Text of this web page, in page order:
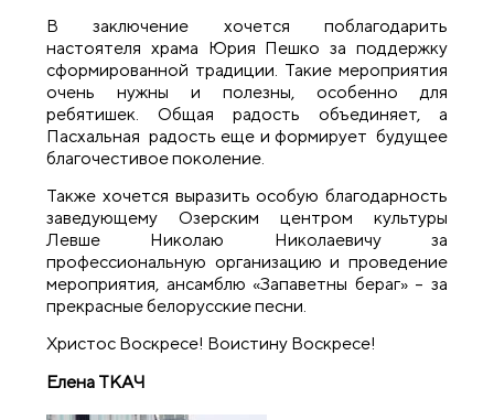
В заключение хочется поблагодарить
настоятеля храма Юрия Пешко за поддержку
сформированной традиции. Такие мероприятия
очень нужны и полезны, особенно для
ребятишек. Общая радость объединяет, а
Пасхальная радость еще и формирует будущее
благочестивое поколение.
Также хочется выразить особую благодарность
заведующему Озерским центром культуры
Левше Николаю Николаевичу за
профессиональную организацию и проведение
мероприятия, ансамблю «Запаветны бераг» – за
прекрасные белорусские песни.
Христос Воскресе! Воистину Воскресе!
Елена ТКАЧ